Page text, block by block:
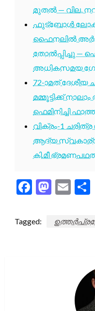
മുതൽ — വില,
ഫുട്ബോൾ
ഫൈനലിൽ
തോൽപ്പിച്ചു —
അധികസമയ
72-ാമത് ദേശീയ
മമ്മൂട്ടിക്ക്
ഫെമിനിച്ചി
വിക്രം-1
ആദ്യ സ്വകാര്യ
കി.മീ
Facebook
Tagged: